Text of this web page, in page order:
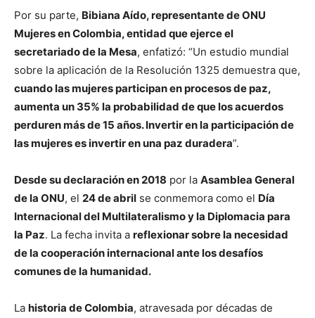
Por su parte, Bibiana Aído, representante de ONU
Mujeres en Colombia, entidad que ejerce el
secretariado de la Mesa, enfatizó: “Un estudio mundial
sobre la aplicación de la Resolución 1325 demuestra que,
cuando las mujeres participan en procesos de paz,
aumenta un 35% la probabilidad de que los acuerdos
perduren más de 15 años. Invertir en la participación de
las mujeres es invertir en una paz duradera”.
Desde su declaración en 2018 por la Asamblea General
de la ONU, el 24 de abril se conmemora como el Día
Internacional del Multilateralismo y la Diplomacia para
la Paz. La fecha invita a reflexionar sobre la necesidad
de la cooperación internacional ante los desafíos
comunes de la humanidad.
La historia de Colombia, atravesada por décadas de